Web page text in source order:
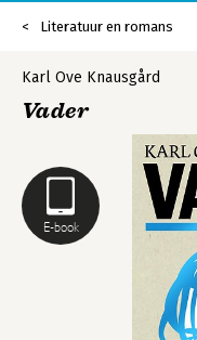
Literatuur en romans
E-book
Karl Ove Knausgård
Vader